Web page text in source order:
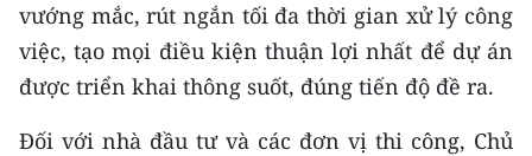
vướng mắc, rút ngắn tối đa thời gian xử lý công
việc, tạo mọi điều kiện thuận lợi nhất để dự án
được triển khai thông suốt, đúng tiến độ đề ra.
Đối với nhà đầu tư và các đơn vị thi công, Chủ